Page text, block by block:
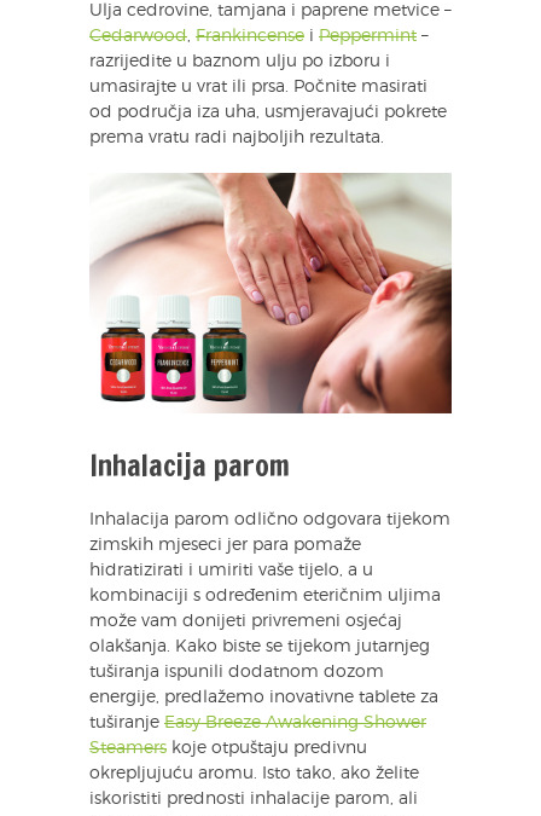
Ulja cedrovine, tamjana i paprene metvice –
Cedarwood Frankincense i Peppermint –
razrijedite u baznom ulju po izboru i
umasirajte u vrat ili prsa. Počnite masirati
od područja iza uha, usmjeravajući pokrete
prema vratu radi najboljih rezultata.
Inhalacija parom
Inhalacija parom odlično odgovara tijekom
zimskih mjeseci jer para pomaže
hidratizirati i umiriti vaše tijelo, a u
kombinaciji s određenim eteričnim uljima
može vam donijeti privremeni osjećaj
olakšanja. Kako biste se tijekom jutarnjeg
tuširanja ispunili dodatnom dozom
energije, predlažemo inovativne tablete za
tuširanje Easy Breeze Awakening Shower
Steamers koje otpuštaju predivnu
okrepljujuću aromu. Isto tako, ako želite
iskoristiti prednosti inhalacije parom, ali